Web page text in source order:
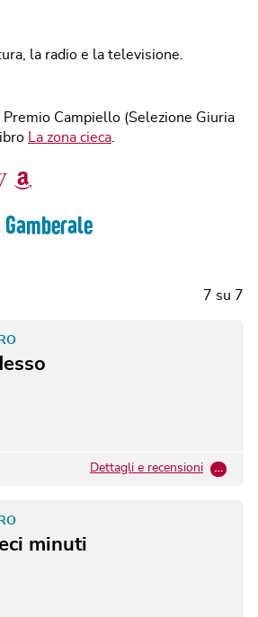
la radio e la televisione.
Campiello (Selezione Giuria
La zona cieca
Amazon
7 su 7
Dettagli e recensioni …
minuti